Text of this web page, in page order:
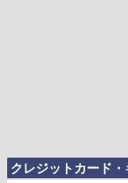
クレジットカード